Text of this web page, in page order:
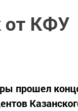
от КФУ
прошел